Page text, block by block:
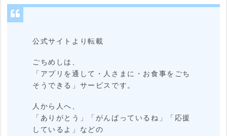
2.
ち
る
公式サイトより転載
ごちめしは、
「アプリを通して・人さまに・お食事をごち
そうできる」サービスです。
人から人へ、
「ありがとう」「がんばっているね」「応援
しているよ」などの